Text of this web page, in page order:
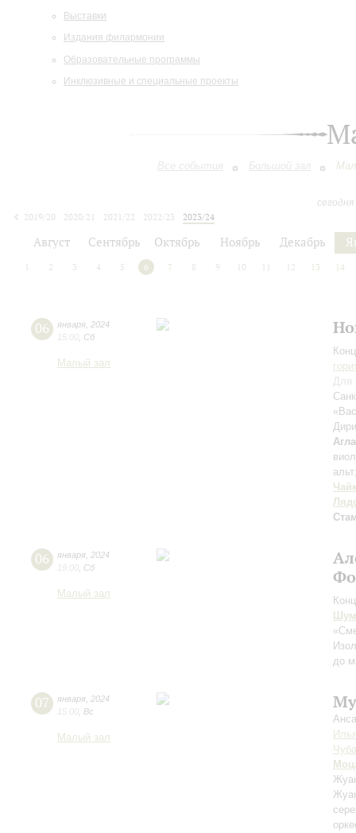
Выставки
Издания филармонии
Образовательные программы
Инклюзивные и специальные проекты
Все события Большой зал
2019/20
2020/21 2021/22 2022/23
2023/24
Август Сентябрь Октябрь Ноябрь Декабрь
2 3 4 5 6 7 8 9 10 12 13 14
06 января 2024
15:00 Сб
Малый зал
Для
06 января 2024
19:00 Сб
Малый зал
до
07 января 2024
15:00 Вс
Малый зал